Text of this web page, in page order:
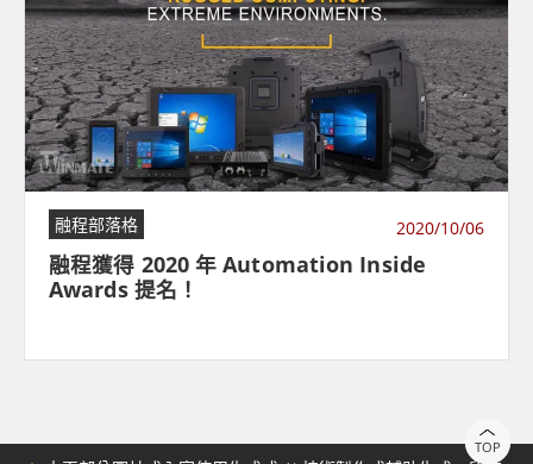
融程部落格 2020/10/06
融程獲得 2020 年 Automation Inside
Awards 提名！
TOP